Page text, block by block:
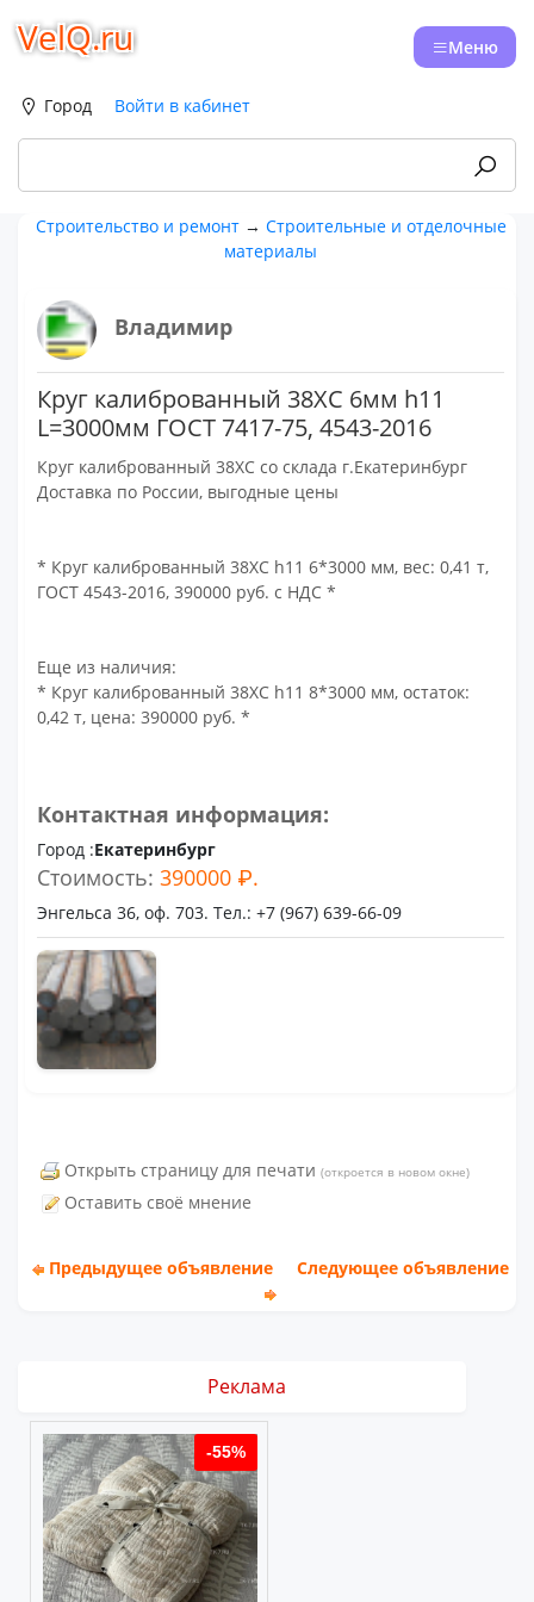
VelQ.ru Меню
Город Войти в кабинет
Строительство и ремонт→ Строительные и отделочные
материалы
Владимир
Круг калиброванный 38ХС 6мм h11
L=3000мм ГОСТ 7417-75, 4543-2016
Круг калиброванный 38ХС со склада г.Екатеринбург
Доставка по России, выгодные цены
* Круг калиброванный 38ХС h11 6*3000 мм, вес: 0,41 т,
ГОСТ 4543-2016, 390000 руб. с НДС *
Еще из наличия:
* Круг калиброванный 38ХС h11 8*3000 мм, остаток:
0,42 т, цена: 390000 руб. *
Контактная информация:
Город :Екатеринбург
Стоимость:390000 ₽.
Энгельса 36, оф. 703. Тел.: +7 (967) 639-66-09
Открыть страницу для печати (откроется в новом окне)
Оставить своё мнение
Предыдущее объявление Следующее объявление
Реклама
-55%